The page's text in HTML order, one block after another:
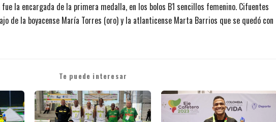
fue la encargada de la primera medalla, en los bolos B1 sencillos femenino. Cifuentes
de la boyacense María Torres (oro) y la atlanticense Marta Barrios que se quedó con
Te puede interesar